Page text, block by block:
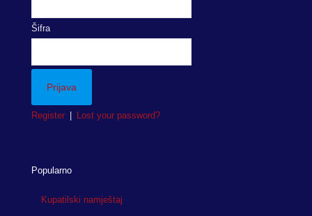
Šifra
Register Lost your password?
Popularno
Kupatilski namještaj